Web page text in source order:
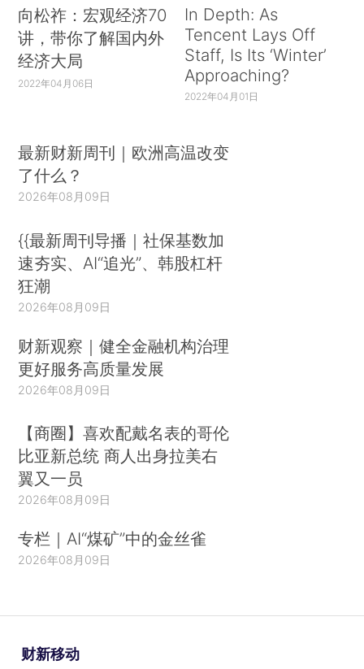
向松祚：宏观经济70
讲，带你了解国内外
经济大局
2022年04月06日
In Depth: As
Tencent Lays Off
Staff, Is Its ‘Winter’
Approaching?
2022年04月01日
最新财新周刊｜欧洲高温改变
了什么？
2026年08月09日
{{最新周刊导播｜社保基数加
速夯实、AI“追光”、韩股杠杆
狂潮
2026年08月09日
财新观察｜健全金融机构治理
更好服务高质量发展
2026年08月09日
【商圈】喜欢配戴名表的哥伦
比亚新总统 商人出身拉美右
翼又一员
2026年08月09日
专栏｜AI“煤矿”中的金丝雀
2026年08月09日
财新移动